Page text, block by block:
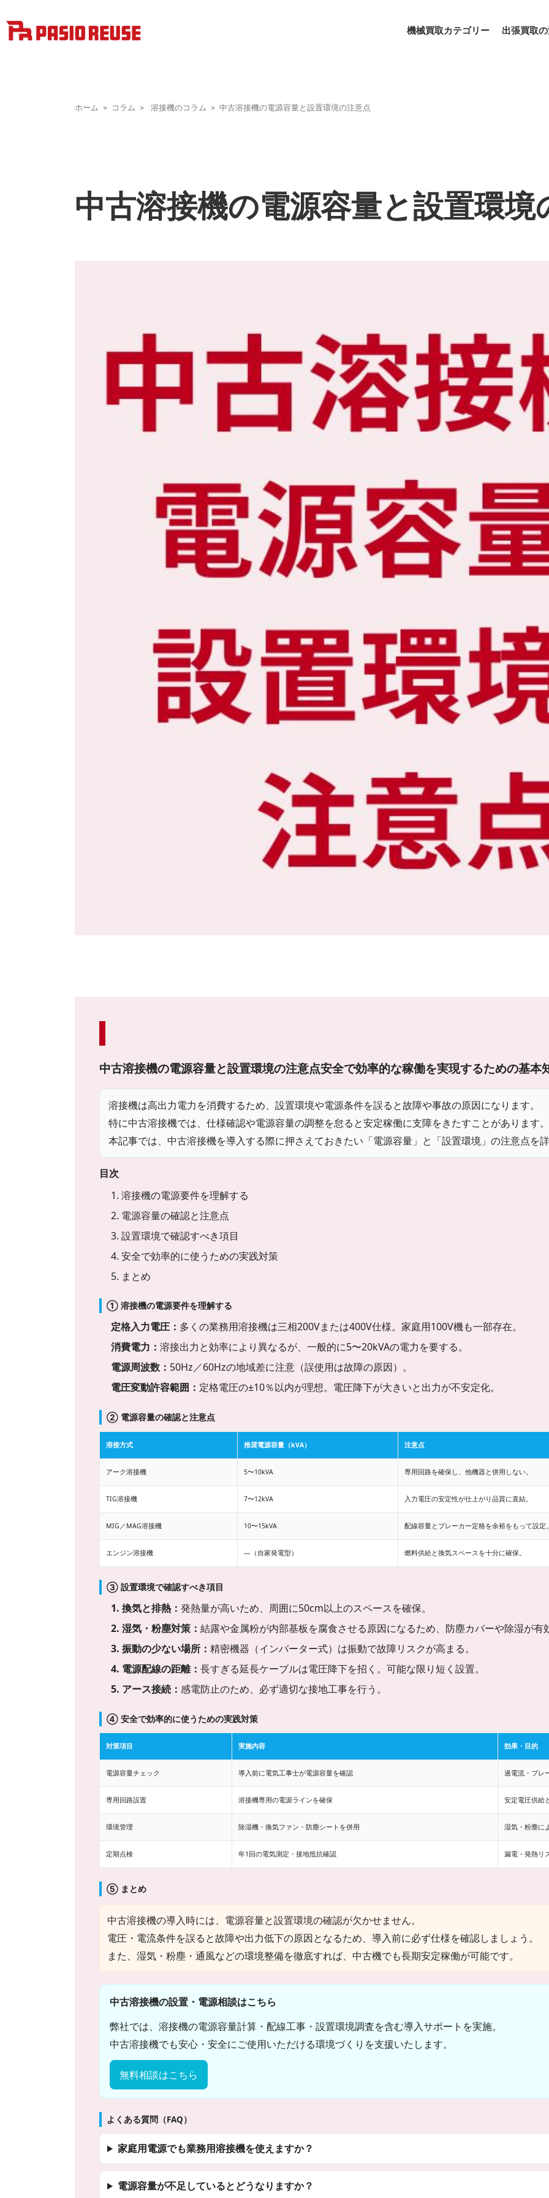
機械買取カテゴリー 出張買取
ホーム コラム 溶接機のコラム 中古溶接機の電源容量と設置環境の注意点
中古溶接機の電源容量と設置環境
中古溶接機の電源容量と設置環境の注意点安全で効率的な稼働を実現するための基本
溶接機は高出力電力を消費するため、設置環境や電源条件を誤ると故障や事故の原因になります。
特に中古溶接機では、仕様確認や電源容量の調整を怠ると安定稼働に支障をきたすことがあります。
本記事では、中古溶接機を導入する際に押さえておきたい「電源容量」と「設置環境」の注意点を
目次
1. 溶接機の電源要件を理解する
2. 電源容量の確認と注意点
3. 設置環境で確認すべき項目
4. 安全で効率的に使うための実践対策
5. まとめ
① 溶接機の電源要件を理解する
定格入力電圧： 多くの業務用溶接機は三相200Vまたは400V仕様。家庭用100V機も一部存在。
消費電力：溶接出力と効率により異なるが、一般的に5〜20kVAの電力を要する。
電源周波数： 50Hz／60Hzの地域差に注意（誤使用は故障の原因）。
電圧変動許容範囲： 定格電圧の±10％以内が理想。電圧降下が大きいと出力が不安定化。
② 電源容量の確認と注意点
溶接方式 推奨電源容量（kVA） 注意点
アーク溶接機 5〜10kVA 専用回路を確保し、他機器と併用しない。
TIG溶接機 7〜12kVA 入力電圧の安定性が仕上がり品質に直結。
MIG／MAG溶接機 10〜15kVA 配線容量とブレーカー定格を余裕をもって設定
エンジン溶接機 —（自家発電型） 燃料供給と換気スペースを十分に確保。
③ 設置環境で確認すべき項目
1. 換気と排熱：発熱量が高いため、周囲に50cm以上のスペースを確保。
2. 湿気・粉塵対策：結露や金属粉が内部基板を腐食させる原因になるため、防塵カバーや除湿が有
3. 振動の少ない場所：精密機器（インバーター式）は振動で故障リスクが高まる。
4. 電源配線の距離：長すぎる延長ケーブルは電圧降下を招く。可能な限り短く設置。
5. アース接続：感電防止のため、必ず適切な接地工事を行う。
④ 安全で効率的に使うための実践対策
対策項目 実施内容 効果・目的
電源容量チェック 導入前に電気工事士が電源容量を確認 過電流・ブレ
専用回路設置 溶接機専用の電源ラインを確保 安定電圧供給
環境管理 除湿機・換気ファン・防塵シートを併用 湿気・粉塵に
定期点検 年1回の電気測定・接地抵抗確認 漏電・発熱リ
⑤ まとめ
中古溶接機の導入時には、電源容量と設置環境の確認が欠かせません。
電圧・電流条件を誤ると故障や出力低下の原因となるため、導入前に必ず仕様を確認しましょう。
また、湿気・粉塵・通風などの環境整備を徹底すれば、中古機でも長期安定稼働が可能です。
中古溶接機の設置・電源相談はこちら
弊社では、溶接機の電源容量計算・配線工事・設置環境調査を含む導入サポートを実施。
中古溶接機でも安心・安全にご使用いただける環境づくりを支援いたします。
無料相談はこちら
よくある質問（FAQ）
家庭用電源でも業務用溶接機を使えますか？
電源容量が不足しているとどうなりますか？